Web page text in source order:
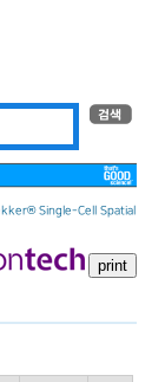
Single-Cell Spatial